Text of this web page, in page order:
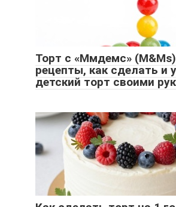
Торт с «Ммдемс»
рецепты, как сделать и
детский торт своими